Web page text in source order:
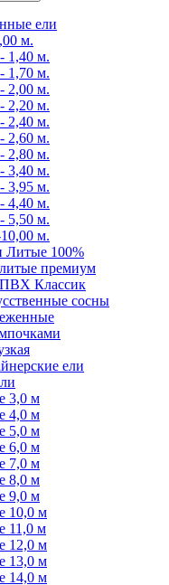
ели
м.
1,40 м.
1,70 м.
2,00 м.
2,20 м.
2,40 м.
2,60 м.
2,80 м.
3,40 м.
3,95 м.
4,40 м.
5,50 м.
м.
Литые 100%
премиум
Классик
сосны
ели
3,0 м
4,0 м
5,0 м
6,0 м
7,0 м
8,0 м
9,0 м
10,0 м
11,0 м
12,0 м
13,0 м
14,0 м